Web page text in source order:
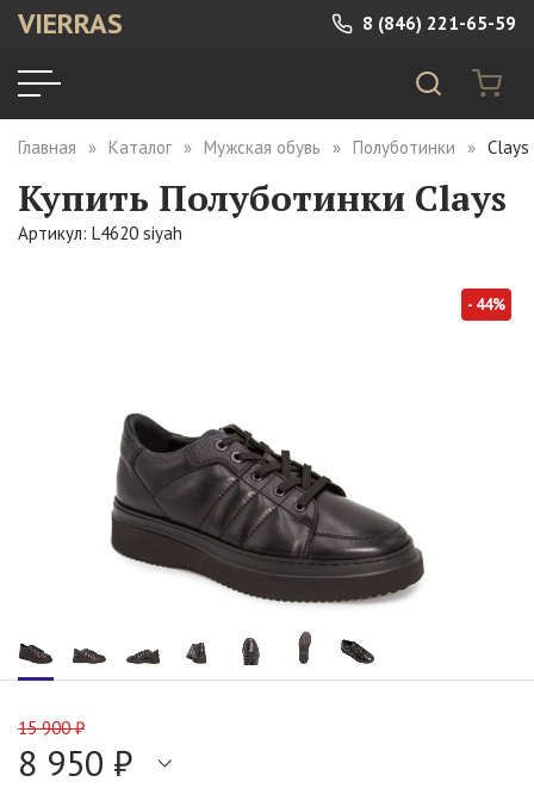
VIERRAS 8 (846) 221-65-59
Главная Каталог Мужская обувь Полуботинки Clays
Купить Полуботинки Clays
Артикул: L4620 siyah
- 44%
15 900 ₽
8 950 ₽